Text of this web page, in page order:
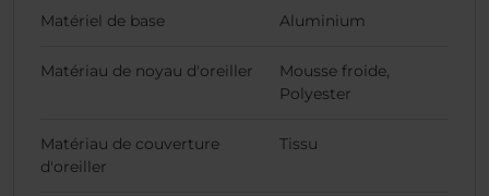
Matériel de base Aluminium
Matériau de noyau d'oreiller
Mousse froide,
Polyester
Matériau de couverture
d'oreiller
Tissu